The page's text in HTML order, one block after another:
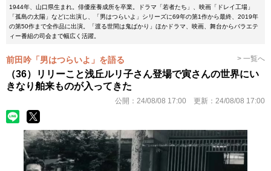
1944年、山口県生まれ。俳優座養成所を卒業。ドラマ「若者たち」、映画「ドレイ工場」
「孤島の太陽」などに出演し、「男はつらいよ」シリーズに69年の第1作から最終、2019年
の第50作まで全作品に出演。「渡る世間は鬼ばかり」ほかドラマ、映画、舞台からバラエテ
ィー番組の司会まで幅広く活躍。
前田吟「男はつらいよ」を語る > 一覧へ
（36）リリーこと浅丘ルリ子さん登場で寅さんの世界にい
きなり舶来ものが入ってきた
公開： 24/08/08 17:00 更新： 24/08/08 17:00